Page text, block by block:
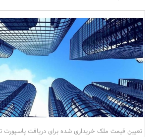
تعیین قیمت ملک خریداری شده برای دریافت پاسپورت